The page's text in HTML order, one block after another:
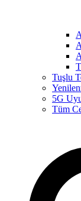
Tuşlu
5G
Tüm